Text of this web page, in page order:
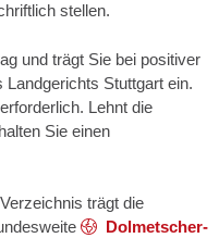
stellen.
und trägt Sie bei positiver
Stuttgart ein.
Lehnt die
Sie einen
trägt die
Dolmetscher-